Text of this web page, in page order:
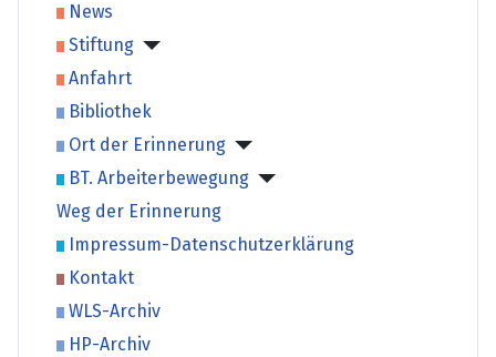
News
Stiftung
Anfahrt
Bibliothek
Ort der Erinnerung
BT. Arbeiterbewegung
Weg der Erinnerung
Impressum-Datenschutzerklärung
Kontakt
WLS-Archiv
HP-Archiv